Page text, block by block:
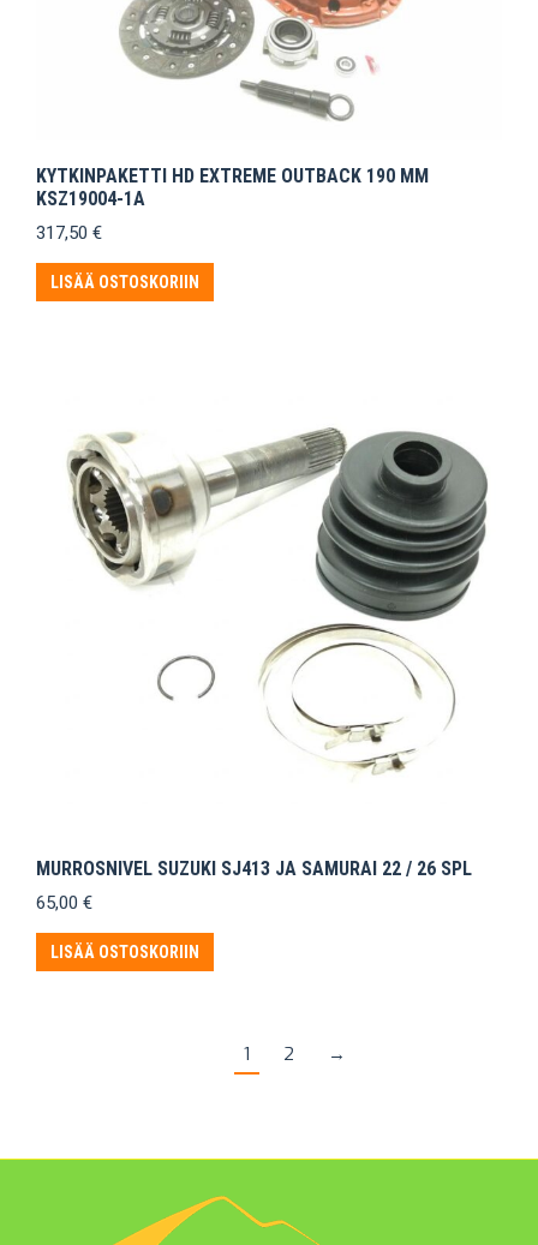
KYTKINPAKETTI HD EXTREME OUTBACK 190 MM
KSZ19004-1A
317,50 €
LISÄÄ OSTOSKORIIN
MURROSNIVEL SUZUKI SJ413 JA SAMURAI 22 / 26 SPL
65,00 €
LISÄÄ OSTOSKORIIN
1 2 →